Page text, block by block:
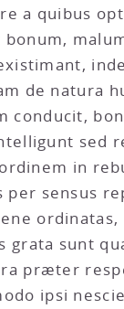
a quibus
de natura
conducit,
sed
in
sensus
sunt
præter
ipsi